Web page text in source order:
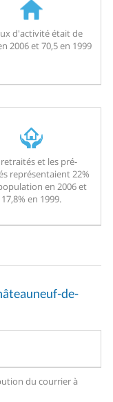
d'activité était de
2006 et 70,5 en 1999
retraités et les pré-
représentaient 22%
en 2006 et
17,8% en 1999.
de-
du courrier à